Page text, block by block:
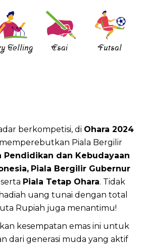
Telling Esai Futsal
berkompetisi, di Ohara 2024
Piala Bergilir
Pendidikan dan Kebudayaan
Piala Bergilir Gubernur
Piala Tetap Ohara. Tidak
uang tunai dengan total
Rupiah juga menantimu!
kesempatan emas ini untuk
dari generasi muda yang aktif